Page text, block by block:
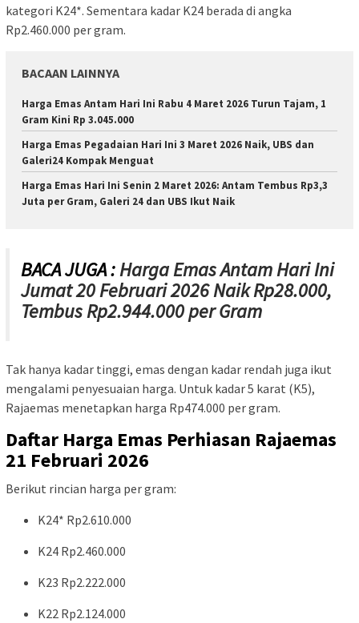
kategori K24*. Sementara kadar K24 berada di angka
Rp2.460.000 per gram.
BACAAN LAINNYA
Harga Emas Antam Hari Ini Rabu 4 Maret 2026 Turun Tajam, 1
Gram Kini Rp 3.045.000
Harga Emas Pegadaian Hari Ini 3 Maret 2026 Naik, UBS dan
Galeri24 Kompak Menguat
Harga Emas Hari Ini Senin 2 Maret 2026: Antam Tembus Rp3,3
Juta per Gram, Galeri 24 dan UBS Ikut Naik
BACA JUGA :Harga Emas Antam Hari Ini
Jumat 20 Februari 2026 Naik Rp28.000,
Tembus Rp2.944.000 per Gram
Tak hanya kadar tinggi, emas dengan kadar rendah juga ikut
mengalami penyesuaian harga. Untuk kadar 5 karat (K5),
Rajaemas menetapkan harga Rp474.000 per gram.
Daftar Harga Emas Perhiasan Rajaemas
21 Februari 2026
Berikut rincian harga per gram:
K24* Rp2.610.000
K24 Rp2.460.000
K23 Rp2.222.000
K22 Rp2.124.000